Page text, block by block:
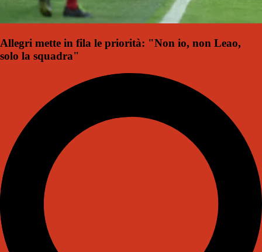
Allegri mette in fila le priorità: "Non io, non Leao,
solo la squadra"